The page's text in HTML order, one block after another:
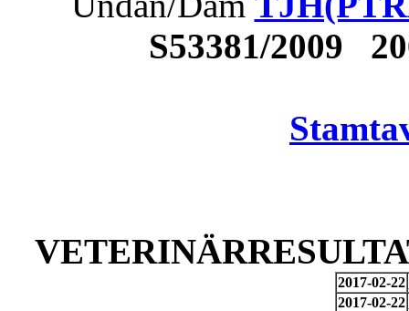
S53381/2009
2017-02-22
2017-02-22